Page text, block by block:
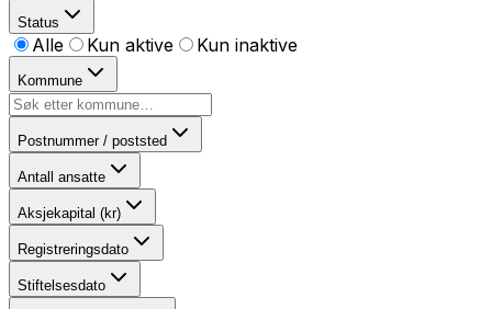
Status
Alle Kun aktive Kun inaktive
Kommune
Postnummer / poststed
Antall ansatte
Aksjekapital (kr)
Registreringsdato
Stiftelsesdato